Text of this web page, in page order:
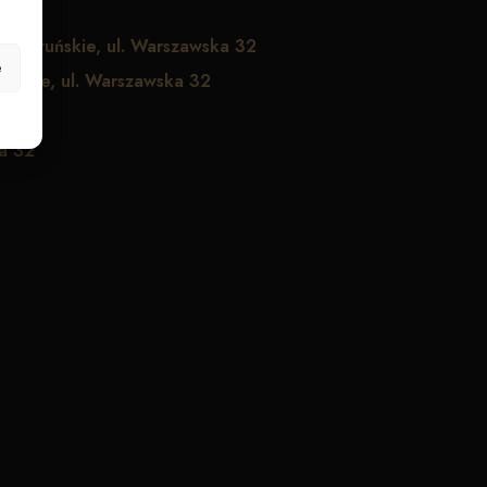
Toruńskie, ul. Warszawska 32
ul. Warszawska 32
32